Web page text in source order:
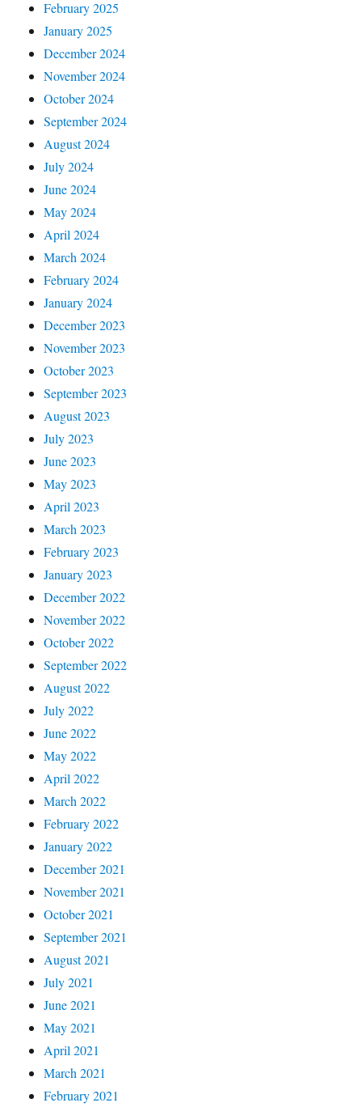
February 2025
January 2025
December 2024
November 2024
October 2024
September 2024
August 2024
July 2024
June 2024
May 2024
April 2024
March 2024
February 2024
January 2024
December 2023
November 2023
October 2023
September 2023
August 2023
July 2023
June 2023
May 2023
April 2023
March 2023
February 2023
January 2023
December 2022
November 2022
October 2022
September 2022
August 2022
July 2022
June 2022
May 2022
April 2022
March 2022
February 2022
January 2022
December 2021
November 2021
October 2021
September 2021
August 2021
July 2021
June 2021
May 2021
April 2021
March 2021
February 2021